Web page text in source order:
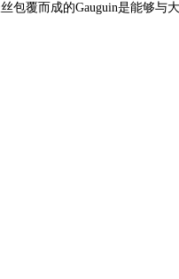
覆而成的Gauguin是能够与